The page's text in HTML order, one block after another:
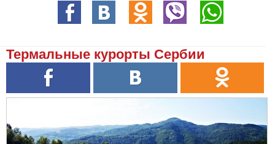
Термальные курорты Сербии